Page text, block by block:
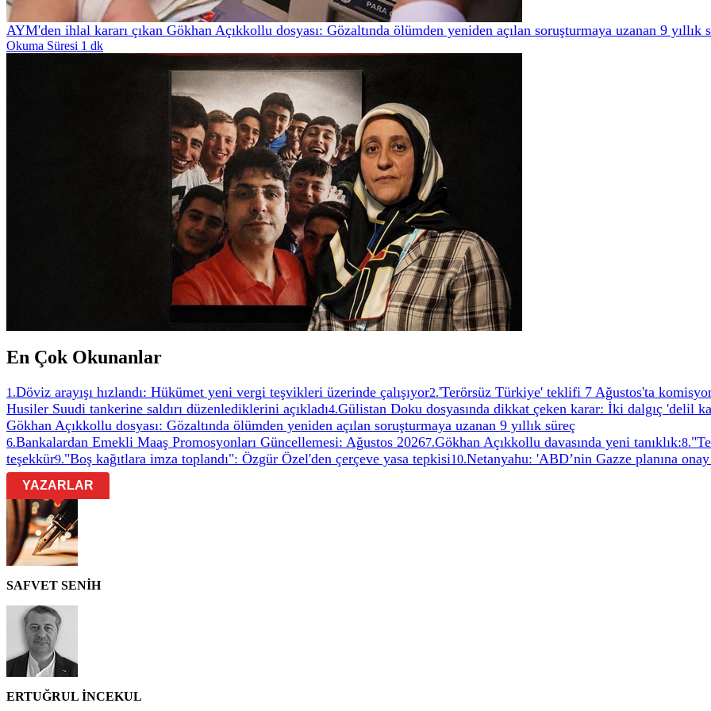
AYM'den ihlal kararı çıkan Gökhan Açıkkollu dosyası: Gözaltında ölümden yeniden açılan soruşturmaya uzanan 9 yıllık
Okuma Süresi 1 dk
En Çok Okunanlar
1 .Döviz arayışı hızlandı: Hükümet yeni vergi teşvikleri üzerinde çalışıyor2.'Terörsüz Türkiye' teklifi 7 Ağustos'ta
Husiler Suudi tankerine saldırı düzenlediklerini açıkladı4.Gülistan Doku dosyasında dikkat çeken karar: İki dalgıç 'delil
Gökhan Açıkkollu dosyası: Gözaltında ölümden yeniden açılan soruşturmaya uzanan 9 yıllık süreç
6.Bankalardan Emekli Maaş Promosyonları Güncellemesi: Ağustos 20267.Gökhan Açıkkollu davasında yeni tanıklık:8.
teşekkür9."Boş kağıtlara imza toplandı": Özgür Özel'den çerçeve yasa tepkisi10.Netanyahu: 'ABD’nin Gazze planına
YAZARLAR
SAFVET SENİH
ERTUĞRUL İNCEKUL